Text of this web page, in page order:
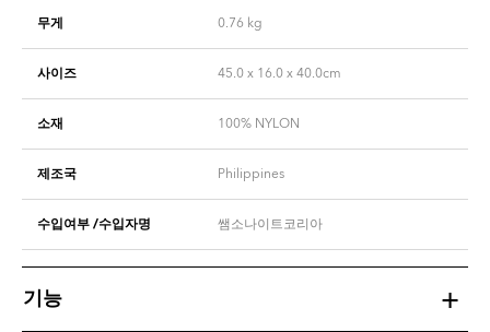
무게 0.76 kg
사이즈 45.0 x 16.0 x 40.0cm
소재 100% NYLON
제조국 Philippines
수입여부 /수입자명 쌤소나이트코리아
기능